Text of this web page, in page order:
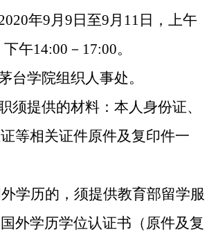
年9月9日至9月11日，上午
午14:00－17:00。
台学院组织人事处。
须提供的材料：本人身份证、
等相关证件原件及复印件一
学历的，须提供教育部留学服
外学历学位认证书（原件及复